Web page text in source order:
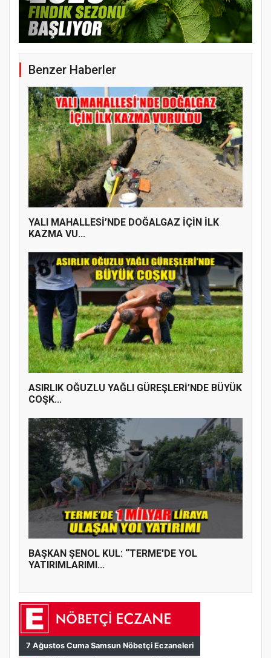
YENİ PARTİ TERME İLÇE BAŞKANLIĞINDA
ÜYE KATILIM PROGRAMI
Benzer Haberler
YALI MAHALLESİ’NDE DOĞALGAZ İÇİN İLK
KAZMA VU...
ASIRLIK OĞUZLU YAĞLI GÜREŞLERİ’NDE BÜYÜK
COŞK...
BAŞKAN ŞENOL KUL: “TERME'DE YOL
YATIRIMLARIMI...